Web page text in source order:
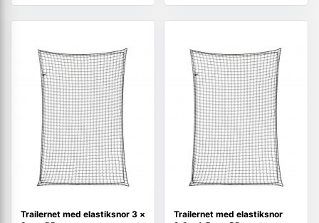
Trailernet med elastiksnor 3 ×
Trailernet med elastiksnor